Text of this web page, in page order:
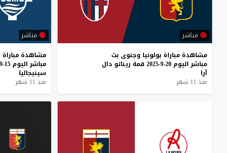
مباشر
مشاهدة مباراة بولونيا وجنوى بث
مباشر اليوم 20-9-2025 قمة ريناتو دال
آرا
منذ 11 شهر
مباشر
مشاهدة مباراة
مباشر اليوم 15-9-2025
سينيجاليا
منذ 11 شهر